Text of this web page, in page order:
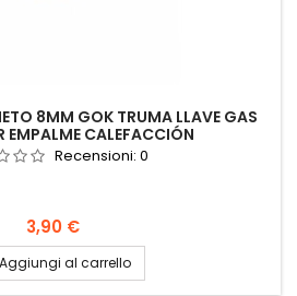
8MM GOK TRUMA LLAVE GAS
EMPALME CALEFACCIÓN
Recensioni: 0
Prezzo
3,90 €
Aggiungi al carrello